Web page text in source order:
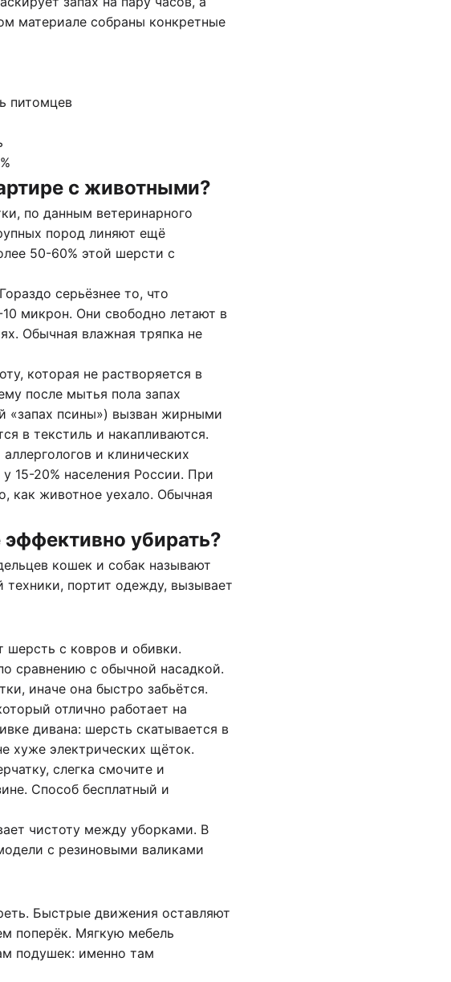
материале собраны конкретные
питомцев
с животными?
по данным ветеринарного
пород линяют ещё
50-60% этой шерсти с
серьёзнее то, что
микрон. Они свободно летают в
Обычная влажная тряпка не
которая не растворяется в
после мытья пола запах
«запах псины») вызван жирными
в текстиль и накапливаются.
и клинических
15-20% населения России. При
как животное уехало. Обычная
убирать?
кошек и собак называют
портит одежду, вызывает
шерсть с ковров и обивки.
сравнению с обычной насадкой.
иначе она быстро забьётся.
отлично работает на
дивана: шерсть скатывается в
хуже электрических щёток.
слегка смочите и
Способ бесплатный и
чистоту между уборками. В
с резиновыми валиками
Быстрые движения оставляют
поперёк. Мягкую мебель
подушек: именно там